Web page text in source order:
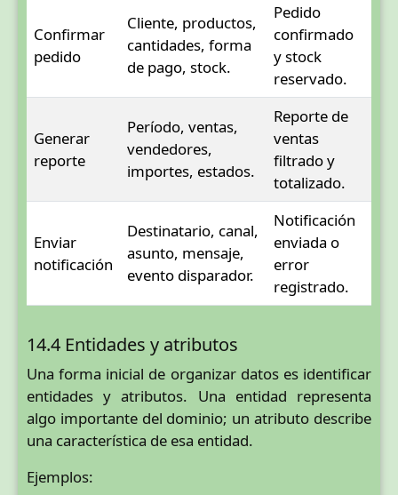
Confirmar
pedido
Cliente, productos,
cantidades, forma
de pago, stock.
Pedido
confirmado
y stock
reservado.
Generar
reporte
Período, ventas,
vendedores,
importes, estados.
Reporte de
ventas
filtrado y
totalizado.
Enviar
notificación
Destinatario, canal,
asunto, mensaje,
evento disparador.
Notificación
enviada o
error
registrado.
14.4 Entidades y atributos
Una forma inicial de organizar datos es identificar
entidades y atributos. Una entidad representa
algo importante del dominio; un atributo describe
una característica de esa entidad.
Ejemplos: